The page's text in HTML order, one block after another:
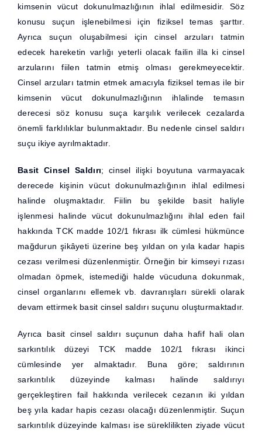
kimsenin vücut dokunulmazlığının ihlal edilmesidir. Söz
konusu suçun işlenebilmesi için fiziksel temas şarttır.
Ayrıca suçun oluşabilmesi için cinsel arzuları tatmin
edecek hareketin varlığı yeterli olacak failin illa ki cinsel
arzularını fiilen tatmin etmiş olması gerekmeyecektir.
Cinsel arzuları tatmin etmek amacıyla fiziksel temas ile bir
kimsenin vücut dokunulmazlığının ihlalinde temasın
derecesi söz konusu suça karşılık verilecek cezalarda
önemli farklılıklar bulunmaktadır. Bu nedenle cinsel saldırı
suçu ikiye ayrılmaktadır.
Basit Cinsel Saldırı; cinsel ilişki boyutuna varmayacak
derecede kişinin vücut dokunulmazlığının ihlal edilmesi
halinde oluşmaktadır. Fiilin bu şekilde basit haliyle
işlenmesi halinde vücut dokunulmazlığını ihlal eden fail
hakkında TCK madde 102/1 fıkrası ilk cümlesi hükmünce
mağdurun şikâyeti üzerine beş yıldan on yıla kadar hapis
cezası verilmesi düzenlenmiştir. Örneğin bir kimseyi rızası
olmadan öpmek, istemediği halde vücuduna dokunmak,
cinsel organlarını ellemek vb. davranışları sürekli olarak
devam ettirmek basit cinsel saldırı suçunu oluşturmaktadır.
Ayrıca basit cinsel saldırı suçunun daha hafif hali olan
sarkıntılık düzeyi TCK madde 102/1 fıkrası ikinci
cümlesinde yer almaktadır. Buna göre; saldırının
sarkıntılık düzeyinde kalması halinde saldırıyı
gerçekleştiren fail hakkında verilecek cezanın iki yıldan
beş yıla kadar hapis cezası olacağı düzenlenmiştir. Suçun
sarkıntılık düzeyinde kalması ise süreklilikten ziyade vücut